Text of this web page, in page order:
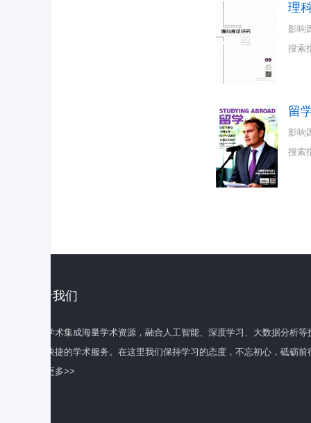
理
影响
搜索
留
影响
搜索
关于我们
百度学术集成海量学术资源，融合人工智能、深度学习、大数据分析
全面快捷的学术服务。在这里我们保持学习的态度，不忘初心，砥砺前
了解更多>>